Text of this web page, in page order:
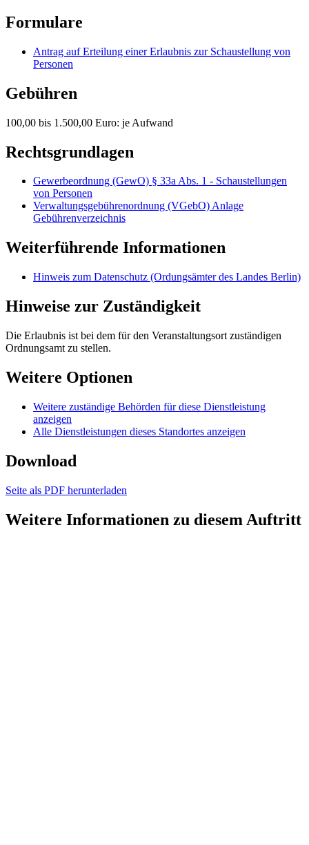
Formulare
Antrag auf Erteilung einer Erlaubnis zur Schaustellung von
Personen
Gebühren
100,00 bis 1.500,00 Euro: je Aufwand
Rechtsgrundlagen
Gewerbeordnung (GewO) § 33a Abs. 1 - Schaustellungen
von Personen
Verwaltungsgebührenordnung (VGebO) Anlage
Gebührenverzeichnis
Weiterführende Informationen
Hinweis zum Datenschutz (Ordungsämter des Landes Berlin)
Hinweise zur Zuständigkeit
Die Erlaubnis ist bei dem für den Veranstaltungsort zuständigen
Ordnungsamt zu stellen.
Weitere Optionen
Weitere zuständige Behörden für diese Dienstleistung
anzeigen
Alle Dienstleistungen dieses Standortes anzeigen
Download
Seite als PDF herunterladen
Weitere Informationen zu diesem Auftritt